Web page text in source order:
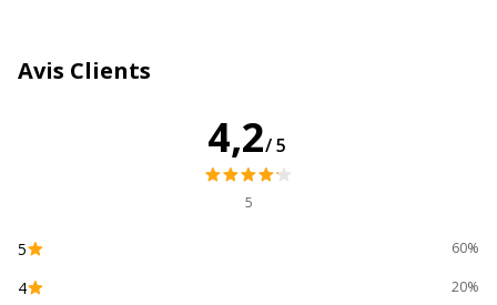
Tesa
Avis Clients
4,2/5
5
5 60%
4 20%